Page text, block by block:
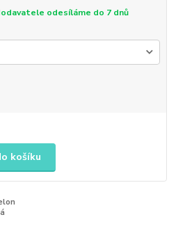
odesíláme do 7 dnů
košíku